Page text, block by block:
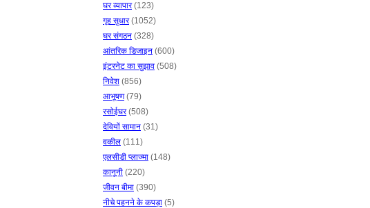
घर व्यापार(123)
गृह सुधार(1052)
घर संगठन (328)
आंतरिक डिजाइन (600)
इंटरनेट का सुझाव (508)
निवेश (856)
आभूषण(79)
रसोईघर(508)
देवियों सामान (31)
वकील (111)
एलसीडी प्लाज्मा (148)
कानूनी (220)
जीवन बीमा (390)
नीचे पहनने के कपड़ा (5)